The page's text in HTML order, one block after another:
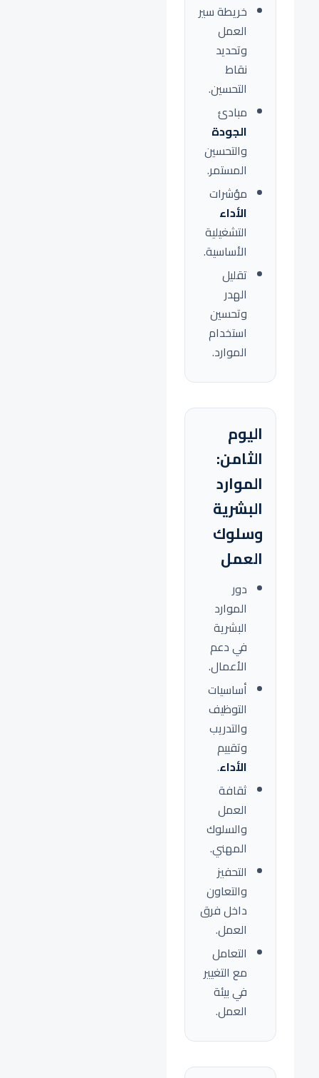
خريطة سير
العمل
وتحديد
نقاط
التحسين.
مبادئ
الجودة
والتحسين
المستمر.
مؤشرات
الأداء
التشغيلية
الأساسية.
تقليل
الهدر
وتحسين
استخدام
الموارد.
اليوم
الثامن:
الموارد
البشرية
وسلوك
العمل
دور
الموارد
البشرية
في دعم
الأعمال.
أساسيات
التوظيف
والتدريب
وتقييم
الأداء.
ثقافة
العمل
والسلوك
المهني.
التحفيز
والتعاون
داخل فرق
العمل.
التعامل
مع التغيير
في بيئة
العمل.